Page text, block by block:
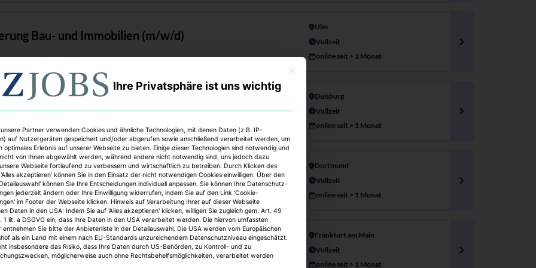
Bau- und Immobilien (m/w/d)
Ulm
Vollzeit
online seit > 1 Monat
Officer (m/w/d)
Duisburg
Vollzeit
online seit > 1 Monat
Property Manager (m/w/d
Westfalen
Dortmund
Vollzeit
online seit > 1 Monat
Reinigungsmanagement (m/w/d)
Frankfurt am Main
Vollzeit
online seit > 1 Monat
Mit diesem Button wird der Dialog geschlossen. Seine Funktionalität ist identisch
Ihre Privatsphäre ist uns wichtig
Partner verwenden Cookies und ähnliche Technologien, mit denen Daten (z.B. IP-
auf Nutzergeräten gespeichert und/oder abgerufen sowie anschließend verarbeitet werden, um
optimales Erlebnis auf unserer Webseite zu bieten. Einige dieser Technologien sind notwendig und
von Ihnen abgewählt werden, während andere nicht notwendig sind, uns jedoch dazu
Webseite fortlaufend zu verbessern und wirtschaftlich zu betreiben. Durch Klicken des
akzeptieren' können Sie in den Einsatz der nicht notwendigen Cookies einwilligen. Über den
können Sie Ihre Entscheidungen individuell anpassen. Sie können Ihre Datenschutz-
jederzeit ändern oder Ihre Einwilligung widerrufen, indem Sie auf den Link 'Cookie-
im Footer der Webseite klicken. Hinweis auf Verarbeitung Ihrer auf dieser Webseite
Daten in den USA: Indem Sie auf 'Alles akzeptieren' klicken, willigen Sie zugleich gem. Art. 49
1 lit. a DSGVO ein, dass Ihre Daten in den USA verarbeitet werden. Die hiervon umfassten
entnehmen Sie bitte der Anbieterliste in der Detailauswahl. Die USA werden vom Europäischen
als ein Land mit einem nach EU-Standards unzureichendem Datenschutzniveau eingeschätzt.
insbesondere das Risiko, dass Ihre Daten durch US-Behörden, zu Kontroll- und zu
möglicherweise auch ohne Rechtsbehelfsmöglichkeiten, verarbeitet werden